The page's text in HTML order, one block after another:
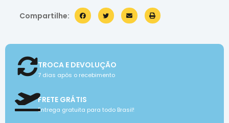
Compartilhe:
TROCA E DEVOLUÇÃO
7 dias após o recebimento
FRETE GRÁTIS
Entrega gratuita para todo Brasil!